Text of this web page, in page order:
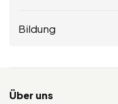
Bildung
Über uns